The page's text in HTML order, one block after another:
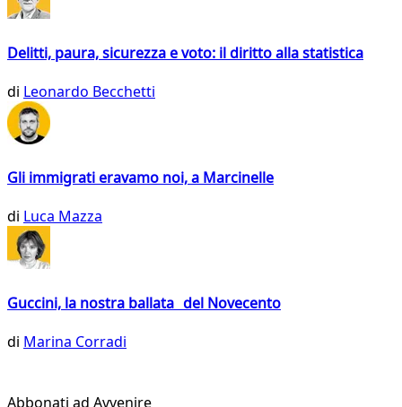
Delitti, paura, sicurezza e voto: il diritto alla statistica
di Leonardo Becchetti
Gli immigrati eravamo noi, a Marcinelle
di Luca Mazza
Guccini, la nostra ballata del Novecento
di Marina Corradi
Abbonati ad Avvenire